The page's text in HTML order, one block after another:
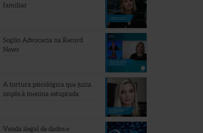
familiar
Soglio Advocacia na Record
News
A tortura psicológica que juíza
impôs à menina estuprada
Venda ilegal de dados e